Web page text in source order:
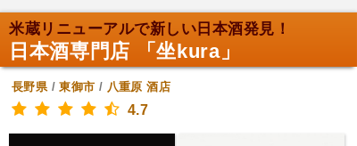
米蔵リニューアルで新しい日本酒発見！
日本酒専門店 「坐kura」
長野県/東御市 / 八重原 酒店
4.7